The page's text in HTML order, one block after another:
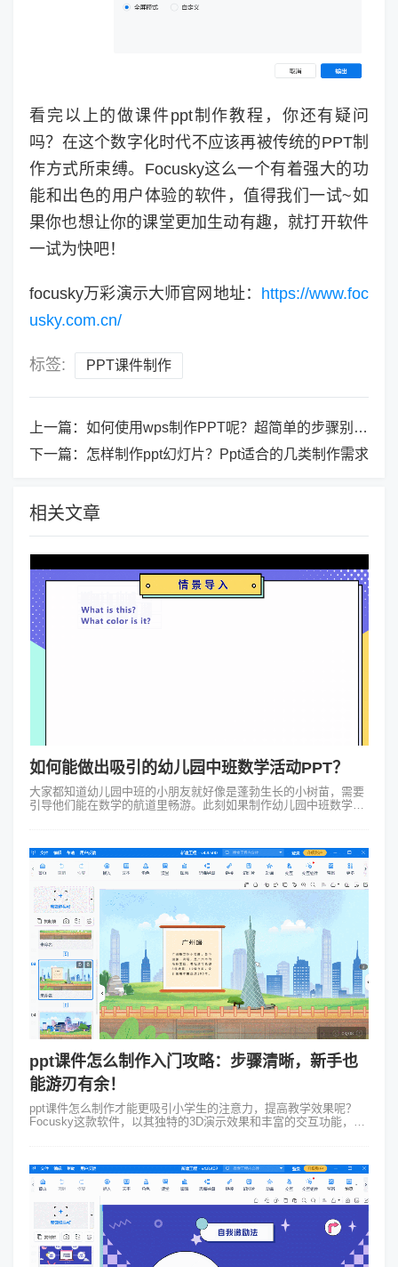
看完以上的做课件ppt制作教程，你还有疑问
吗？在这个数字化时代不应该再被传统的PPT制
作方式所束缚。Focusky这么一个有着强大的功
能和出色的用户体验的软件，值得我们一试~如
果你也想让你的课堂更加生动有趣，就打开软件
一试为快吧！
focusky万彩演示大师官网地址： https://www.foc
usky.com.cn/
标签: PPT课件制作
上一篇： 如何使用wps制作PPT呢？超简单的步骤别错过了！
下一篇： 怎样制作ppt幻灯片？Ppt适合的几类制作需求
相关文章
如何能做出吸引的幼儿园中班数学活动PPT？
大家都知道幼儿园中班的小朋友就好像是蓬勃生长的小树苗，需要
引导他们能在数学的航道里畅游。此刻如果制作幼儿园中班数学活
ppt课件怎么制作入门攻略：步骤清晰，新手也
能游刃有余！
ppt课件怎么制作才能更吸引小学生的注意力，提高教学效果呢？
Focusky这款软件，以其独特的3D演示效果和丰富的交互功能，为